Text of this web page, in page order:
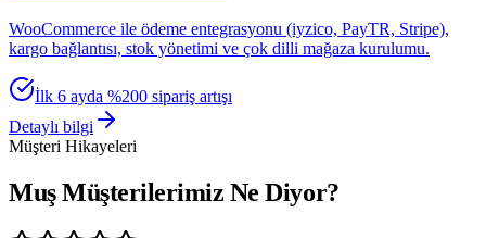
WooCommerce ile ödeme entegrasyonu (iyzico, PayTR, Stripe),
kargo bağlantısı, stok yönetimi ve çok dilli mağaza kurulumu.
İlk 6 ayda %200 sipariş artışı
Detaylı bilgi
Müşteri Hikayeleri
Muş Müşterilerimiz Ne Diyor?